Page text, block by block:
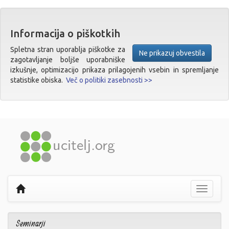
Informacija o piškotkih
Ne prikazuj obvestila
Spletna stran uporablja piškotke za
zagotavljanje boljše uporabniške
izkušnje, optimizacijo prikaza prilagojenih vsebin in spremljanje
statistike obiska. Več o politiki zasebnosti >>
Prikaži
Seminarji